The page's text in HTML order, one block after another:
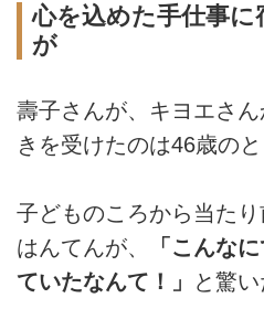
心を込めた手仕事
が
壽子さんが、キヨエさ
きを受けたのは46歳のと
子どものころから当た
はんてんが、
「こんな
ていたなんて！」
と驚い